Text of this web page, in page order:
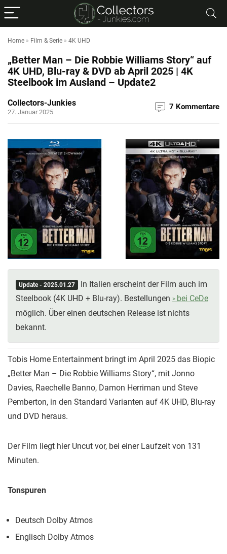
Home » Film & Serie » 4K UHD
„Better Man – Die Robbie Williams Story“ auf
4K UHD, Blu-ray & DVD ab April 2025 | 4K
Steelbook im Ausland – Update2
Collectors-Junkies
27. Januar 2025
7 Kommentare
Update - 2025.01.27
In Italien erscheint der Film auch im
Steelbook (4K UHD + Blu-ray). Bestellungen
bei CeDe
möglich. Über einen deutschen Release ist nichts
bekannt.
Tobis Home Entertainment bringt im April 2025 das Biopic
„Better Man – Die Robbie Williams Story“, mit Jonno
Davies, Raechelle Banno, Damon Herriman und Steve
Pemberton, in den Standard Varianten auf 4K UHD, Blu-ray
und DVD heraus.
Der Film liegt hier Uncut vor, bei einer Laufzeit von 131
Minuten.
Tonspuren
Deutsch Dolby Atmos
Englisch Dolby Atmos